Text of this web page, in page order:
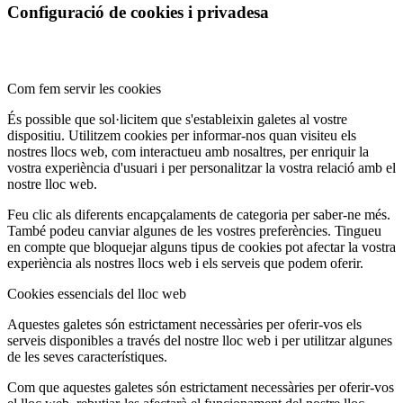
Configuració de cookies i privadesa
Com fem servir les cookies
És possible que sol·licitem que s'estableixin galetes al vostre
dispositiu. Utilitzem cookies per informar-nos quan visiteu els
nostres llocs web, com interactueu amb nosaltres, per enriquir la
vostra experiència d'usuari i per personalitzar la vostra relació amb el
nostre lloc web.
Feu clic als diferents encapçalaments de categoria per saber-ne més.
També podeu canviar algunes de les vostres preferències. Tingueu
en compte que bloquejar alguns tipus de cookies pot afectar la vostra
experiència als nostres llocs web i els serveis que podem oferir.
Cookies essencials del lloc web
Aquestes galetes són estrictament necessàries per oferir-vos els
serveis disponibles a través del nostre lloc web i per utilitzar algunes
de les seves característiques.
Com que aquestes galetes són estrictament necessàries per oferir-vos